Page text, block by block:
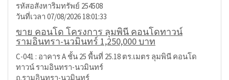
รหัสอสังหาริมทรัพย์ 254508
วันที่เวลา 07/08/2026 18:01:33
ขาย คอนโด โครงการ ลุมพินี คอนโดทาวน์
รามอินทรา-นวมินทร์ 1,250,000 บาท
C-041 : อาคาร A ชั้น 25 พื้นที่ 25.18 ตร.เมตร ลุมพินี คอนโด
ทาวน์ รามอินทรา-นวมินทร์
ถ.รามอินทรา-นวมินทร์